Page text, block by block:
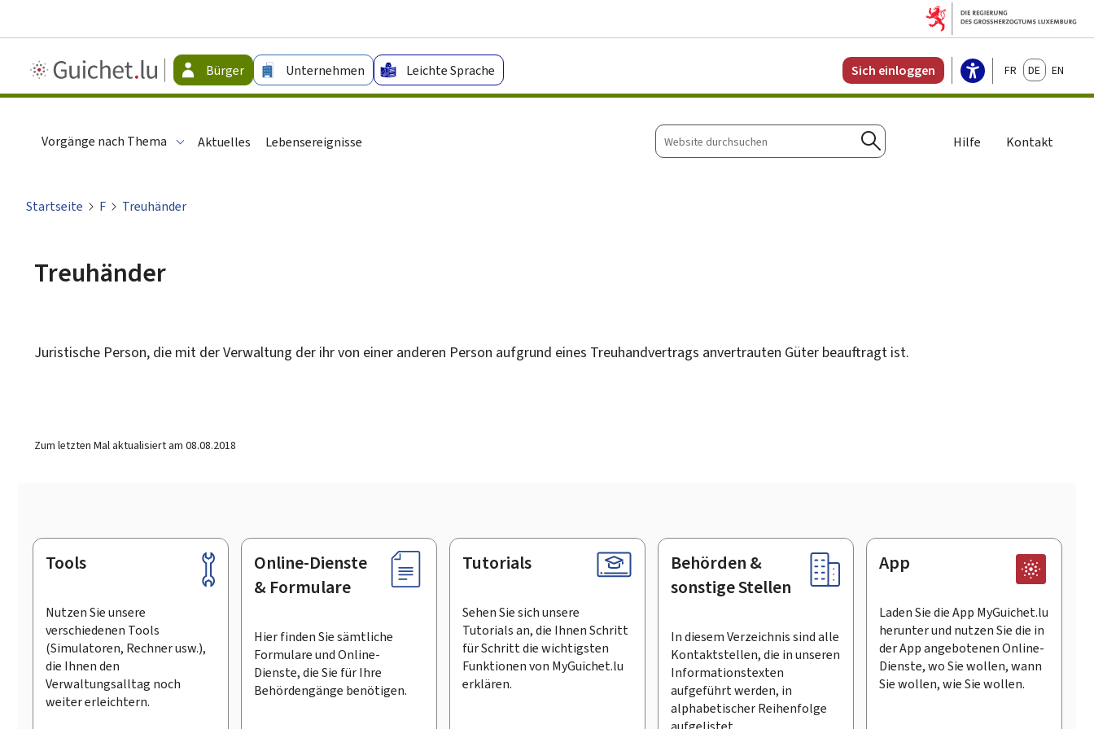
Guichet.lu
-
Bürger Unternehmen Leichte Sprache Sich einloggen FrançaisDeutschEnglish
Vorgänge nach Thema Aktuelles Lebensereignisse
Website
durchsuchen
Suchen
Hilfe Kontakt
Startseite F Treuhänder
Treuhänder
Juristische Person, die mit der Verwaltung der ihr von einer anderen Person aufgrund eines Treuhandvertrags anvertrauten Güter beauftragt ist.
Zum letzten Mal aktualisiert am 08.08.2018
Footer
Tools
Nutzen Sie unsere
verschiedenen Tools
(Simulatoren, Rechner usw.),
die Ihnen den
Verwaltungsalltag noch
weiter erleichtern.
Online-Dienste
& Formulare
Hier finden Sie sämtliche
Formulare und Online-
Dienste, die Sie für Ihre
Behördengänge benötigen.
Tutorials
Sehen Sie sich unsere
Tutorials an, die Ihnen Schritt
für Schritt die wichtigsten
Funktionen von MyGuichet.lu
erklären.
Behörden &
sonstige Stellen
In diesem Verzeichnis sind alle
Kontaktstellen, die in unseren
Informationstexten
aufgeführt werden, in
alphabetischer Reihenfolge
App
Laden Sie die App MyGuichet.lu
herunter und nutzen Sie die in
der App angebotenen Online-
Dienste, wo Sie wollen, wann
Sie wollen, wie Sie wollen.